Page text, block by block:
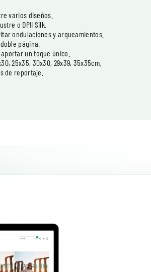
varios diseños.
o DPII Silk.
ondulaciones y arqueamientos.
página.
un toque único.
25x35, 30x30, 29x39, 35x35cm.
de reportaje.